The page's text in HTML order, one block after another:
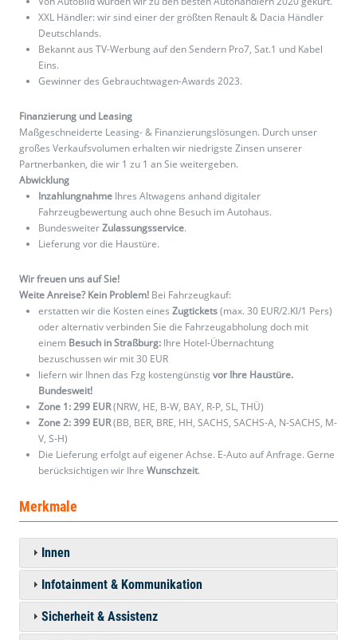
XXL Händler: wir sind einer der größten Renault & Dacia Händler
Deutschlands.
Bekannt aus TV-Werbung auf den Sendern Pro7, Sat.1 und Kabel
Eins.
Gewinner des Gebrauchtwagen-Awards 2023.
Finanzierung und Leasing
Maßgeschneiderte Leasing- & Finanzierungslösungen. Durch unser
großes Verkaufsvolumen erhalten wir niedrigste Zinsen unserer
Partnerbanken, die wir 1 zu 1 an Sie weitergeben.
Abwicklung
Inzahlungnahme Ihres Altwagens anhand digitaler
Fahrzeugbewertung auch ohne Besuch im Autohaus.
BundesweiterZulassungsservice.
Lieferung vor die Haustüre.
Wir freuen uns auf Sie!
Weite Anreise? Kein Problem! Bei Fahrzeugkauf:
erstatten wir die Kosten eines Zugtickets(max. 30 EUR/2.Kl/1 Pers)
oder alternativ verbinden Sie die Fahrzeugabholung doch mit
einem Besuch in Straßburg: Ihre Hotel-Übernachtung
bezuschussen wir mit 30 EUR
liefern wir Ihnen das Fzg kostengünstig vor Ihre Haustüre.
Bundesweit!
Zone 1: 299 EUR(NRW, HE, B-W, BAY, R-P, SL, THÜ)
Zone 2: 399 EUR(BB, BER, BRE, HH, SACHS, SACHS-A, N-SACHS, M-
V, S-H)
Die Lieferung erfolgt auf eigener Achse. E-Auto auf Anfrage. Gerne
berücksichtigen wir Ihre Wunschzeit.
Merkmale
Innen
Infotainment & Kommunikation
Sicherheit & Assistenz